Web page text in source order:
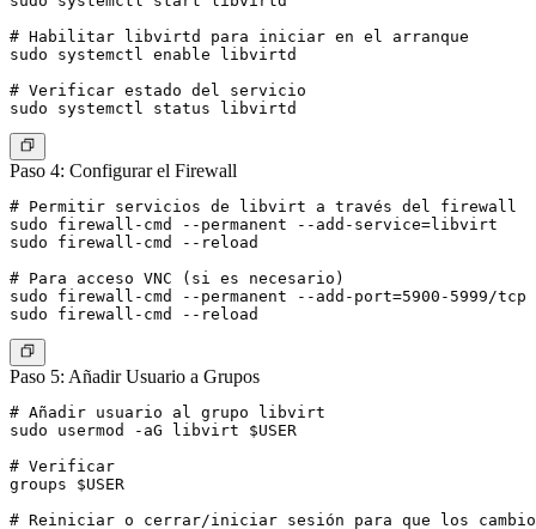
# Habilitar libvirtd para iniciar en el arranque
sudo systemctl enable libvirtd
# Verificar estado del servicio
Paso 4: Configurar el Firewall
# Permitir servicios de libvirt a través del firewall
sudo firewall-cmd --permanent --add-service=libvirt
sudo firewall-cmd --reload
# Para acceso VNC (si es necesario)
sudo firewall-cmd --permanent --add-port=5900-5999/tcp
Paso 5: Añadir Usuario a Grupos
# Añadir usuario al grupo libvirt
sudo usermod -aG libvirt $USER
# Verificar
groups $USER